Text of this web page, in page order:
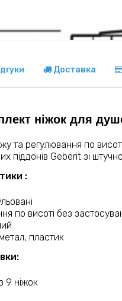
Доставка
ніжок для
та регулювання по
піддонів Geberit зі
:
по висоті без
пластик
9 ніжок